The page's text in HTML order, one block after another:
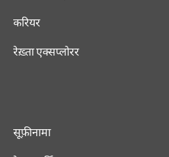
करियर
रेख़्ता एक्सप्लोरर
सूफ़ीनामा